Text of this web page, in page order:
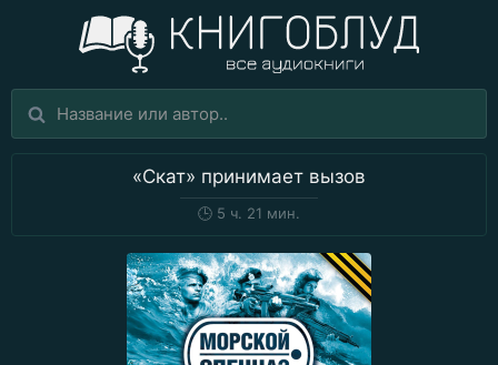
«Скат» принимает вызов
🕒 5 ч. 21 мин.